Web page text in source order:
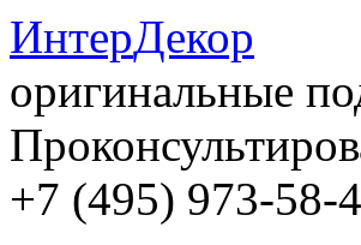
ИнтерДекор
оригинальные
+7 (495) 973-58-